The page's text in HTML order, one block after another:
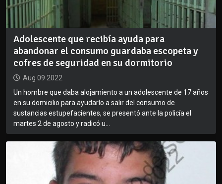
Adolescente que recibía ayuda para
abandonar el consumo guardaba escopeta y
cofres de seguridad en su dormitorio
Aug 09 2022
Un hombre que daba alojamiento a un adolescente de 17 años
en su domicilio para ayudarlo a salir del consumo de
sustancias estupefacientes, se presentó ante la policía el
martes 2 de agosto y radicó u...